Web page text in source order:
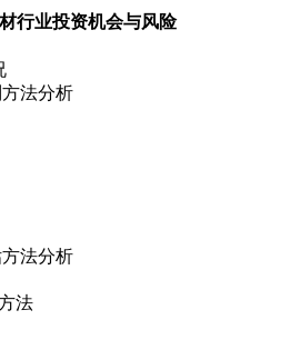
行业投资机会与风险
法分析
法分析
法